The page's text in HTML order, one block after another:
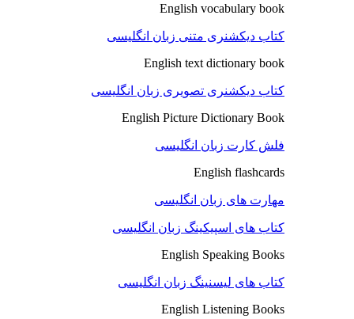
English vocabulary book
کتاب دیکشنری متنی زبان انگلیسی
English text dictionary book
کتاب دیکشنری تصویری زبان انگلیسی
English Picture Dictionary Book
فلش کارت زبان انگلیسی
English flashcards
مهارت های زبان انگلیسی
کتاب های اسپیکینگ زبان انگلیسی
English Speaking Books
کتاب های لیسنینگ زبان انگلیسی
English Listening Books